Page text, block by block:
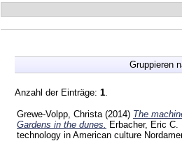
Gruppieren
Anzahl der Einträge: 1
Grewe-Volpp, Christa (2014) The
Gardens in the dunes.
Erbacher, Eric C.
technology in American culture